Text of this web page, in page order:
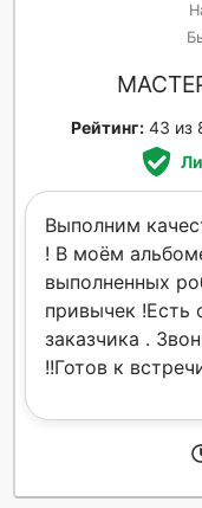
Рейтинг: 43 из
Выполним
! В моём
выполненных
привычек !Есть
заказчика .
!!Готов к